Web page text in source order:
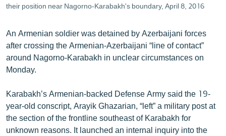
ԿՈՐՈՆԱՎԻՐՈՒՍ
ՏԵՍԱՆՅՈՒԹԵՐ
ԲԱՆԱՎԵՃ
ՓՈԴՔԱՍԹ
Հայերեն
their position near Nagorno-Karabakh's boundary, April 8, 2016
An Armenian soldier was detained by Azerbaijani forces
after crossing the Armenian-Azerbaijani “line of contact”
around Nagorno-Karabakh in unclear circumstances on
Monday.
Karabakh’s Armenian-backed Defense Army said the 19-
year-old conscript, Arayik Ghazarian, “left” a military post at
the section of the frontline southeast of Karabakh for
unknown reasons. It launched an internal inquiry into the